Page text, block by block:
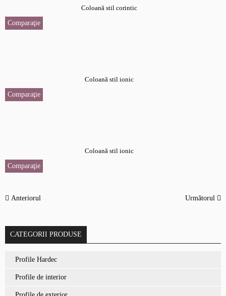
Coloană stil corintic
Comparaţie
Coloană stil ionic
Comparaţie
Coloană stil ionic
Comparaţie
Anteriorul Următorul
CATEGORII PRODUSE
Profile Hardec
Profile de interior